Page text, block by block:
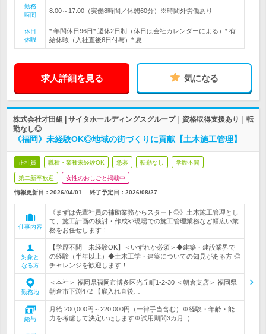
勤務
時間
8:00～17:00（実働8時間／休憩60分）※時間外労働あり
休日
休暇
* 年間休日96日* 週休2日制（休日は会社カレンダーによる）* 有
給休暇（入社直後6日付与）* 夏…
求人詳細を見る 気になる
株式会社才田組 | サイタホールディングスグループ｜資格取得支援あり｜転
勤なし◎
《福岡》未経験OK◎地域の街づくりに貢献【土木施工管理】
正社員 職種・業種未経験OK 急募 転勤なし 学歴不問
第二新卒歓迎 女性のおしごと掲載中
情報更新日：2026/04/01 終了予定日： 2026/08/27
仕事内容
《まずは先輩社員の補助業務からスタート◎》土木施工管理とし
て、施工計画の検討・作成や現場での施工管理業務など幅広い業
務をお任せします！
対象と
なる方
【学歴不問｜未経験OK】＜いずれか必須＞◆建築・建設業界で
の経験（半年以上）◆土木工学・建築についての知見がある方 ◎
チャレンジを歓迎します！
勤務地
＜本社＞ 福岡県福岡市博多区光丘町1-2-30 ＜朝倉支店＞ 福岡県
朝倉市下渕472 【雇入れ直後…
給与
月給 200,000円～220,000円（一律手当含む）※経験・年齢・能
力を考慮して決定いたします※試用期間3カ月（…